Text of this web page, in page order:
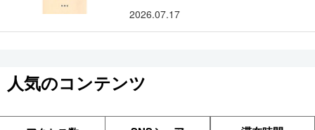
2026.07.17
人気のコンテンツ